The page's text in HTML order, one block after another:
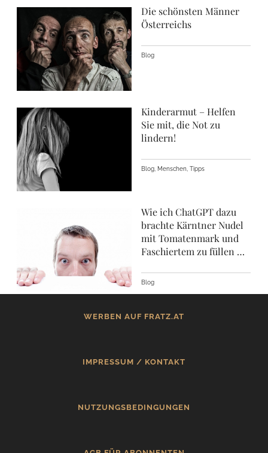
Die schönsten Männer
Österreichs
Blog
Kinderarmut – Helfen
Sie mit, die Not zu
lindern!
Blog, Menschen, Tipps
Wie ich ChatGPT dazu
brachte Kärntner Nudel
mit Tomatenmark und
Faschiertem zu füllen …
Blog
WERBEN AUF FRATZ.AT
IMPRESSUM / KONTAKT
NUTZUNGSBEDINGUNGEN